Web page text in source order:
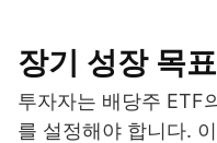
장기 성장 목
투자자는 배당주 ETF
를 설정해야 합니다.